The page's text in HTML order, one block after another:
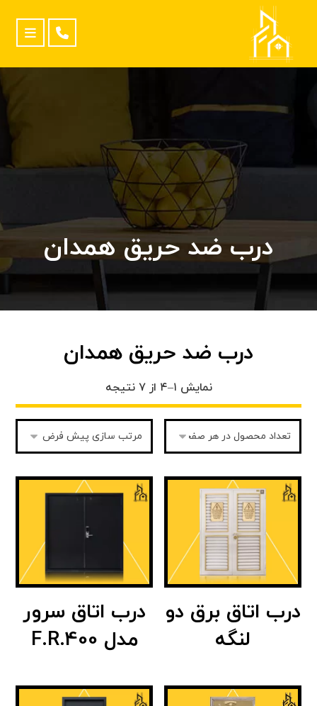
درب ضد حریق همدان
درب ضد حریق همدان
نمایش ۱–۴ از ۷ نتیجه
درب اتاق برق دو
لنگه
درب اتاق سرور
مدل F.R.400